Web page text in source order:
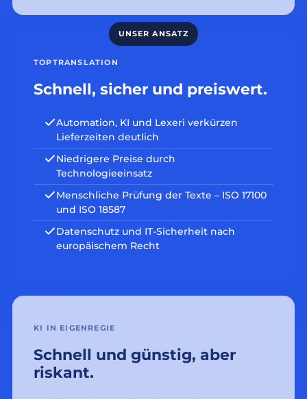
TOPTRANSLATION
Schnell, sicher und preiswert.
Automation, KI und Lexeri verkürzen
Lieferzeiten deutlich
Niedrigere Preise durch
Technologieeinsatz
Menschliche Prüfung der Texte – ISO 17100
und ISO 18587
Datenschutz und IT-Sicherheit nach
europäischem Recht
KI IN EIGENREGIE
Schnell und günstig, aber
riskant.